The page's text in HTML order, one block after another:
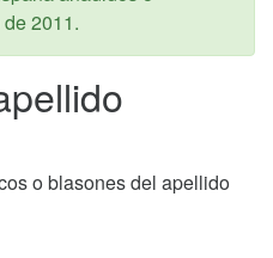
2011.
o blasones del apellido